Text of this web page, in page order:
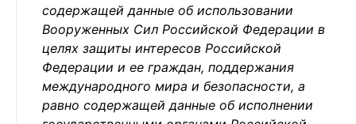
содержащей данные об использовании
Вооруженных Сил Российской Федерации в
целях защиты интересов Российской
Федерации и ее граждан, поддержания
международного мира и безопасности, а
равно содержащей данные об исполнении